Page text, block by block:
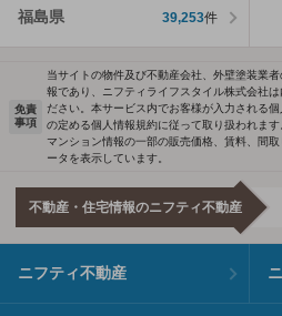
福島県 39,253件
免責
事項
当サイトの物件及び不動産会社、外壁塗装業
報であり、ニフティライフスタイル株式会社
ださい。本サービス内でお客様が入力される
の定める個人情報規約に従って取り扱われます
マンション情報の一部の販売価格、賃料、間
ータを表示しています。
不動産・住宅情報のニフティ不動産
ニフティ不動産